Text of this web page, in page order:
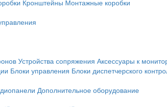
Кронштейны Монтажные коробки
Устройства сопряжения Аксессуары к
Блоки управления Блоки диспетчерского
Дополнительное оборудование